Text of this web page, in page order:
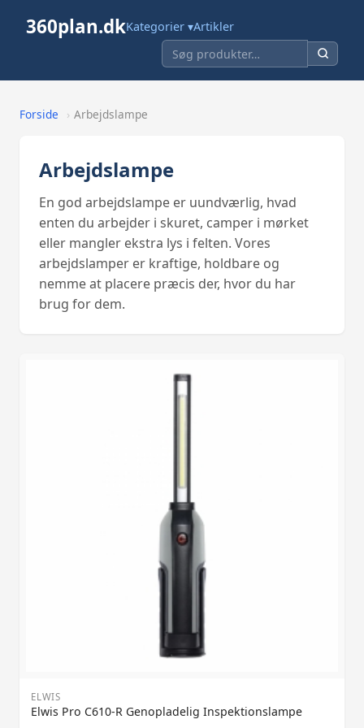
360plan.dkKategorier ▾Artikler
Forside › Arbejdslampe
Arbejdslampe
En god arbejdslampe er uundværlig, hvad
enten du arbejder i skuret, camper i mørket
eller mangler ekstra lys i felten. Vores
arbejdslamper er kraftige, holdbare og
nemme at placere præcis der, hvor du har
brug for dem.
ELWIS
Elwis Pro C610-R Genopladelig Inspektionslampe